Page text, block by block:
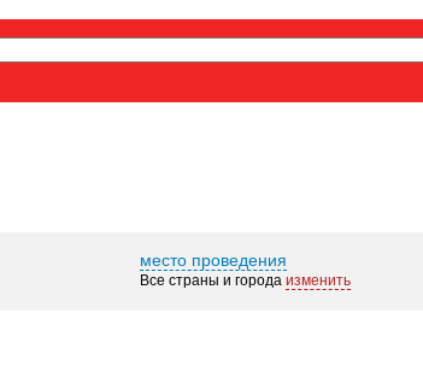
место проведения
Все страны и города изменить